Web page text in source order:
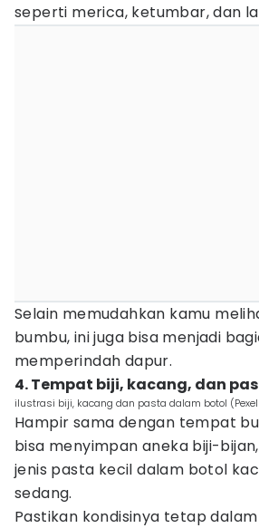
seperti merica, ketumbar, dan
Selain memudahkan kamu
bumbu, ini juga bisa menjadi
memperindah dapur.
4. Tempat biji, kacang, dan
ilustrasi biji, kacang dan pasta dalam botol
Hampir sama dengan tempat
bisa menyimpan aneka biji-
jenis pasta kecil dalam botol
sedang.
Pastikan kondisinya tetap